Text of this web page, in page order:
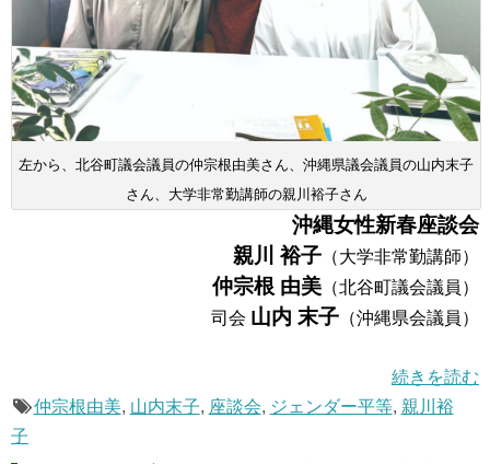
左から、北谷町議会議員の仲宗根由美さん、沖縄県議会議員の山内末子
さん、大学非常勤講師の親川裕子さん
沖縄女性新春座談会
親川 裕子 （大学非常勤講師）
仲宗根 由美 （北谷町議会議員）
司会 山内 末子 （沖縄県会議員）
続きを読む
仲宗根由美, 山内末子, 座談会, ジェンダー平等, 親川裕
子